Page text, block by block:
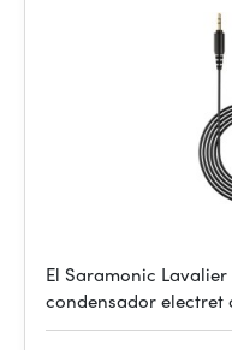
El Saramonic
condensador